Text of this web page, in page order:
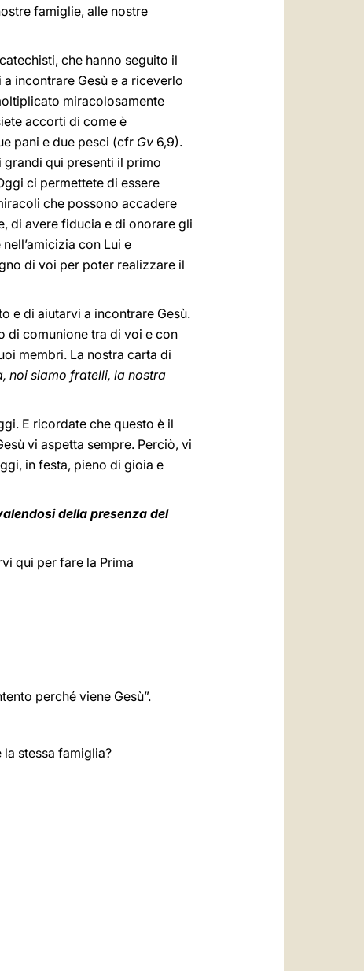
famiglie, alle nostre
che hanno seguito il
incontrare Gesù e a riceverlo
miracolosamente
accorti di come è
pani e due pesci (cfr Gv 6,9).
qui presenti il primo
ci permettete di essere
che possono accadere
di avere fiducia e di onorare gli
con Lui e
di voi per poter realizzare il
e di aiutarvi a incontrare Gesù.
di comunione tra di voi e con
membri. La nostra carta di
noi siamo fratelli, la nostra
E ricordate che questo è il
vi aspetta sempre. Perciò, vi
in festa, pieno di gioia e
della presenza del
qui per fare la Prima
perché viene Gesù”.
stessa famiglia?